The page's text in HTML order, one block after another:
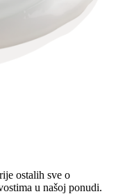
ostalih sve o
u našoj ponudi.